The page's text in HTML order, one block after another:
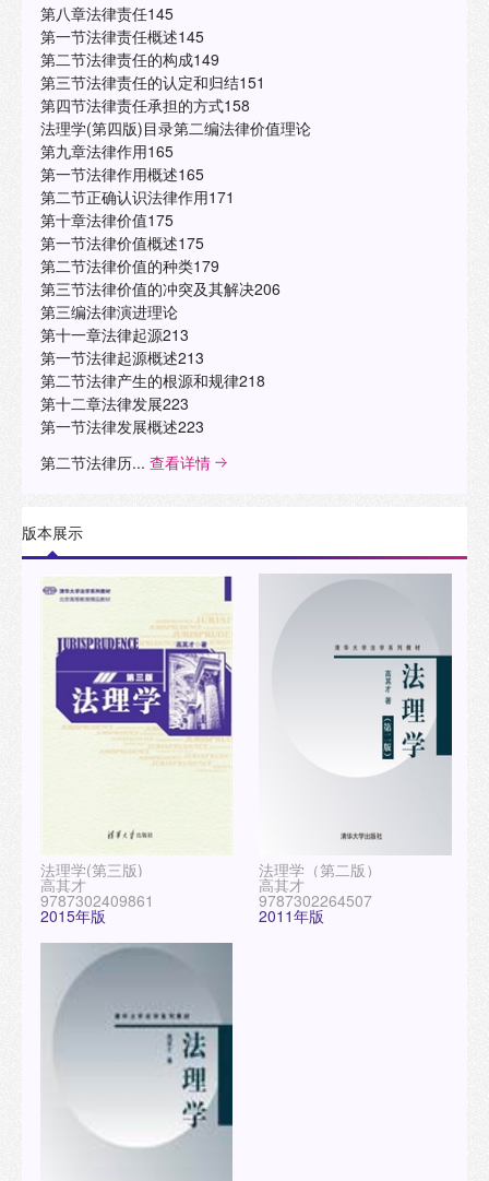
第八章法律责任145
第一节法律责任概述145
第二节法律责任的构成149
第三节法律责任的认定和归结151
第四节法律责任承担的方式158
法理学(第四版)目录第二编法律价值理论
第九章法律作用165
第一节法律作用概述165
第二节正确认识法律作用171
第十章法律价值175
第一节法律价值概述175
第二节法律价值的种类179
第三节法律价值的冲突及其解决206
第三编法律演进理论
第十一章法律起源213
第一节法律起源概述213
第二节法律产生的根源和规律218
第十二章法律发展223
第一节法律发展概述223
第二节法律历... 查看详情
版本展示
法理学(第三版)
高其才
9787302409861
2015年版
法理学（第二版）
高其才
9787302264507
2011年版